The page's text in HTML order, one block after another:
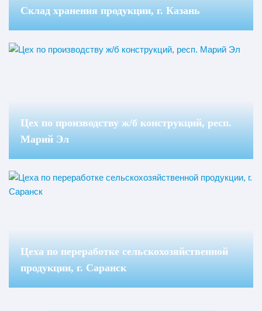
Склад хранения продукции, г. Казань
Цех по производству ж/б конструкций, респ.
Марий Эл
Цеха по переработке сельскохозяйственной
продукции, г. Саранск